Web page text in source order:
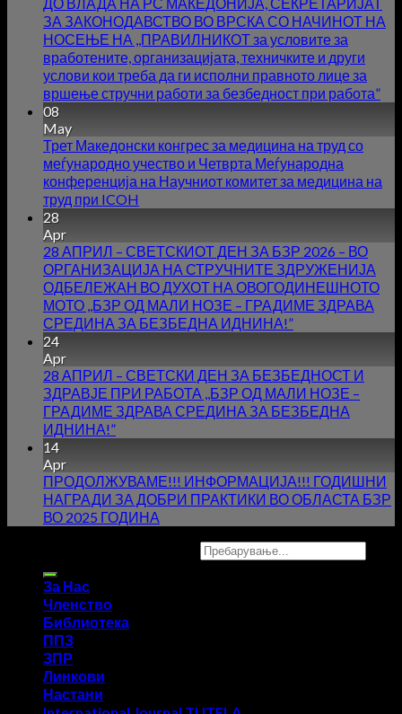
ЗА ЗАКОНОДАВСТВО ВО ВРСКА СО НАЧИНОТ НА
НОСЕЊЕ НА ,,ПРАВИЛНИКОТ за условите за
вработените, организацијата, техничките и други
услови кои треба да ги исполни правното лице за
вршење стручни работи за безбедност при работа”
08
May
Трет Македонски конгрес за медицина на труд со
меѓународно учество и Четврта Меѓународна
конференција на Научниот комитет за медицина на
труд при ICOH
28
Apr
28 АПРИЛ – СВЕТСКИОТ ДЕН ЗА БЗР 2026 – ВО
ОРГАНИЗАЦИЈА НА СТРУЧНИТЕ ЗДРУЖЕНИЈА
ОДБЕЛЕЖАН ВО ДУХОТ НА ОВОГОДИНЕШНОТО
МОТО ,,БЗР ОД МАЛИ НОЗЕ – ГРАДИМЕ ЗДРАВА
СРЕДИНА ЗА БЕЗБЕДНА ИДНИНА!”
24
Apr
28 АПРИЛ – СВЕТСКИ ДЕН ЗА БЕЗБЕДНОСТ И
ЗДРАВЈЕ ПРИ РАБОТА ,,БЗР ОД МАЛИ НОЗЕ –
ГРАДИМЕ ЗДРАВА СРЕДИНА ЗА БЕЗБЕДНА
ИДНИНА!”
14
Apr
ПРОДОЛЖУВАМЕ!!! ИНФОРМАЦИЈА!!! ГОДИШНИ
НАГРАДИ ЗА ДОБРИ ПРАКТИКИ ВО ОБЛАСТА БЗР
ВО 2025 ГОДИНА
За Нас
Членство
Библиотека
ППЗ
ЗПР
Линкови
Настани